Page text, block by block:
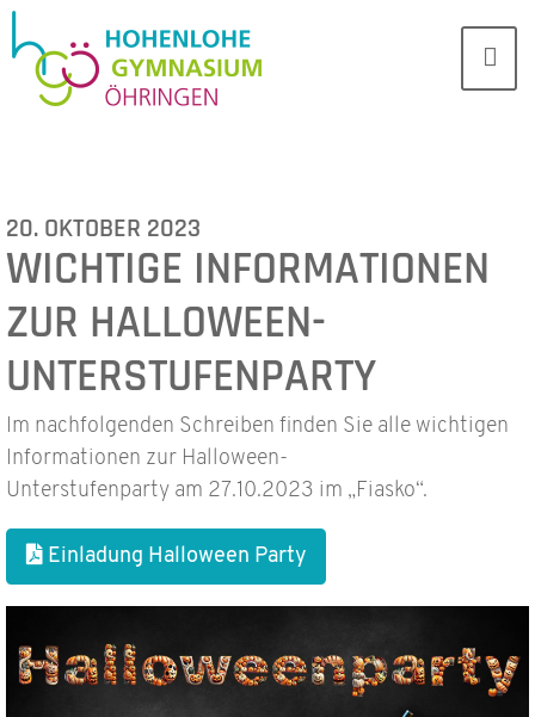
20. OKTOBER 2023
WICHTIGE INFORMATIONEN
ZUR HALLOWEEN-
UNTERSTUFENPARTY
Im nachfolgenden Schreiben finden Sie alle wichtigen
Informationen zur Halloween-
Unterstufenparty am 27.10.2023 im „Fiasko“.
Einladung Halloween Party